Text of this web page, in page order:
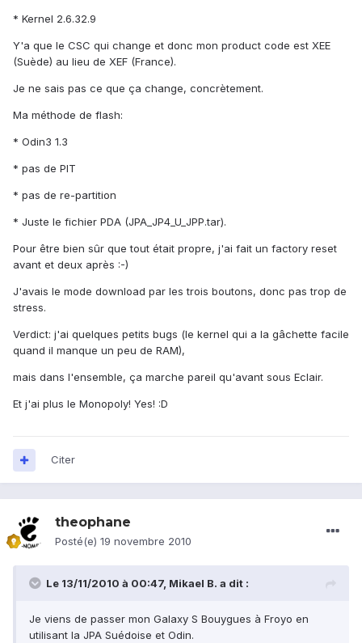
* Kernel 2.6.32.9
Y'a que le CSC qui change et donc mon product code est XEE
(Suède) au lieu de XEF (France).
Je ne sais pas ce que ça change, concrètement.
Ma méthode de flash:
* Odin3 1.3
* pas de PIT
* pas de re-partition
* Juste le fichier PDA (JPA_JP4_U_JPP.tar).
Pour être bien sûr que tout était propre, j'ai fait un factory reset
avant et deux après :-)
J'avais le mode download par les trois boutons, donc pas trop de
stress.
Verdict: j'ai quelques petits bugs (le kernel qui a la gâchette facile
quand il manque un peu de RAM),
mais dans l'ensemble, ça marche pareil qu'avant sous Eclair.
Et j'ai plus le Monopoly! Yes! :D
Citer
theophane
Posté(e) 19 novembre 2010
Le 13/11/2010 à 00:47, Mikael B. a dit :
Je viens de passer mon Galaxy S Bouygues à Froyo en
utilisant la JPA Suédoise et Odin.